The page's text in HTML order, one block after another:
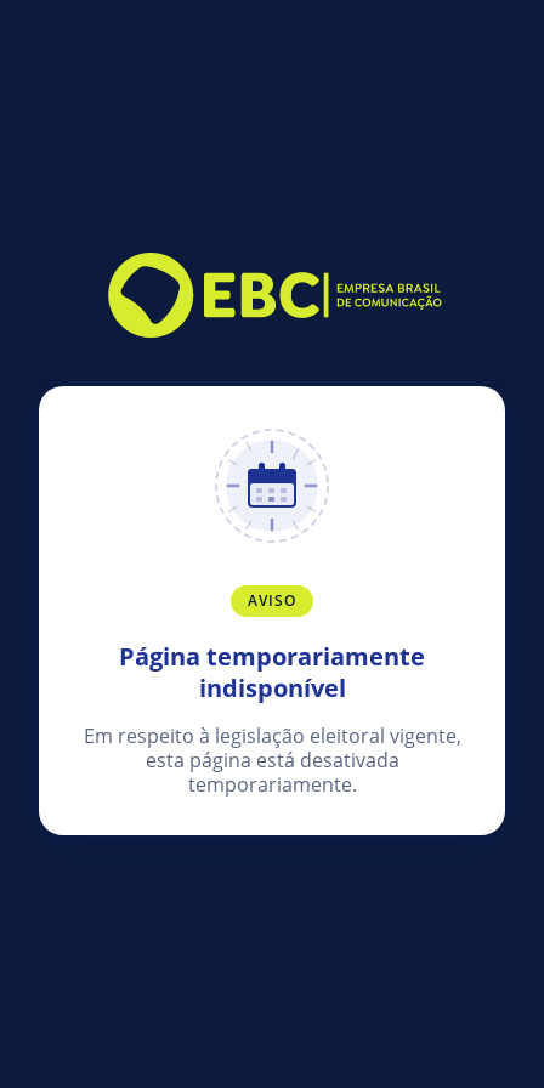
AVISO
Página temporariamente
indisponível
Em respeito à legislação eleitoral vigente,
esta página está desativada
temporariamente.